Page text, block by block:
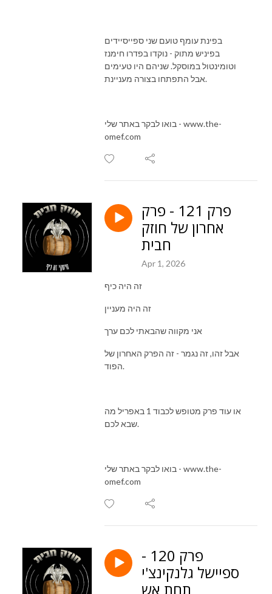
בפינת עומף טועם שני ספייסיידים
בפיניש מתוק - נוקדו בפדרו חימנז
וטומינטול במוסקל. שניהם היו טעימים
אבל התפתחו בצורה מעניינת.
בואו לבקר באתר שלי - www.the-
omef.com
פרק 121 - פרק
אחרון של חוזק
חבית
Apr 1, 2026
זה היה כיף
זה היה מעניין
אני מקווה שהבאתי לכם ערך
אבל זהו, זה נגמר - זה הפרק האחרון של
הפוד.
או עוד פרק מטופש לכבוד 1 באפריל מה
שבא לכם.
בואו לבקר באתר שלי - www.the-
omef.com
פרק 120 -
ספיישל גלנקינצ'י
תחת אש